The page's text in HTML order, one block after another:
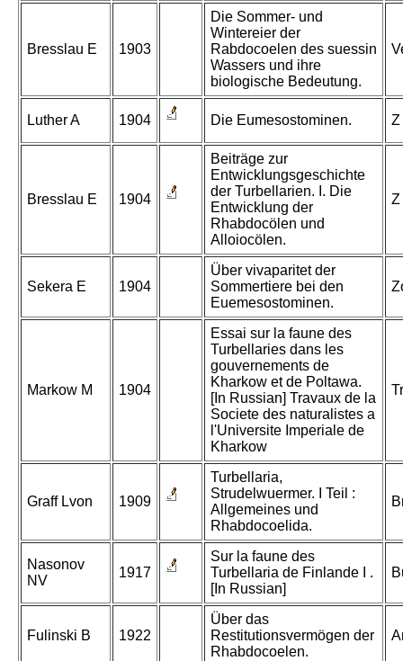
Bresslau E 1903
Die Sommer- und
Wintereier der
Rabdocoelen des suessin
Wassers und ihre
biologische Bedeutung.
Luther A 1904 Die Eumesostominen. Z
Bresslau E 1904
Beiträge zur
Entwicklungsgeschichte
der Turbellarien. I. Die
Entwicklung der
Rhabdocölen und
Alloiocölen.
Z
Sekera E 1904
Über vivaparitet der
Sommertiere bei den
Euemesostominen.
Markow M 1904
Essai sur la faune des
Turbellaries dans les
gouvernements de
Kharkow et de Poltawa.
[In Russian] Travaux de la
Societe des naturalistes a
l'Universite Imperiale de
Kharkow
Graff Lvon 1909
Turbellaria,
Strudelwuermer. I Teil :
Allgemeines und
Rhabdocoelida.
Nasonov
NV
1917
Sur la faune des
Turbellaria de Finlande I .
[In Russian]
Fulinski B 1922
Über das
Restitutionsvermögen der
Rhabdocoelen.